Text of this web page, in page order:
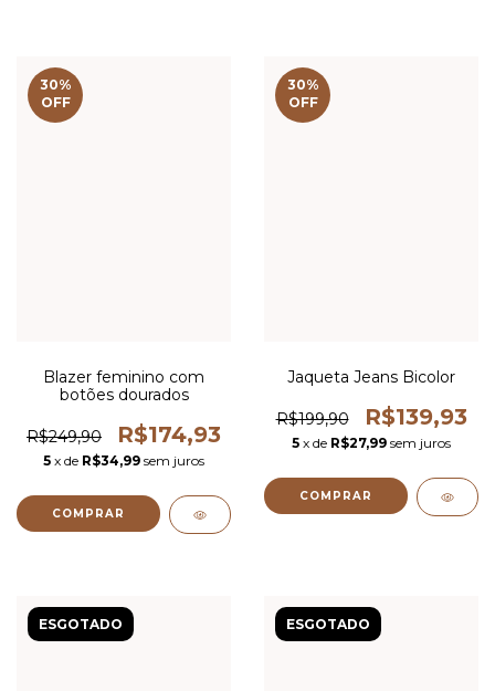
30%
OFF
Blazer feminino com
botões dourados
R$249,90 R$174,93
5 x de R$34,99 sem juros
COMPRAR
30%
OFF
Jaqueta Jeans Bicolor
R$199,90 R$139,93
5 x de R$27,99 sem juros
COMPRAR
ESGOTADO ESGOTADO